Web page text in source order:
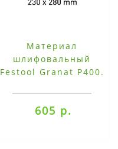
Материал
шлифовальный
Festool Granat P400.
605 р.